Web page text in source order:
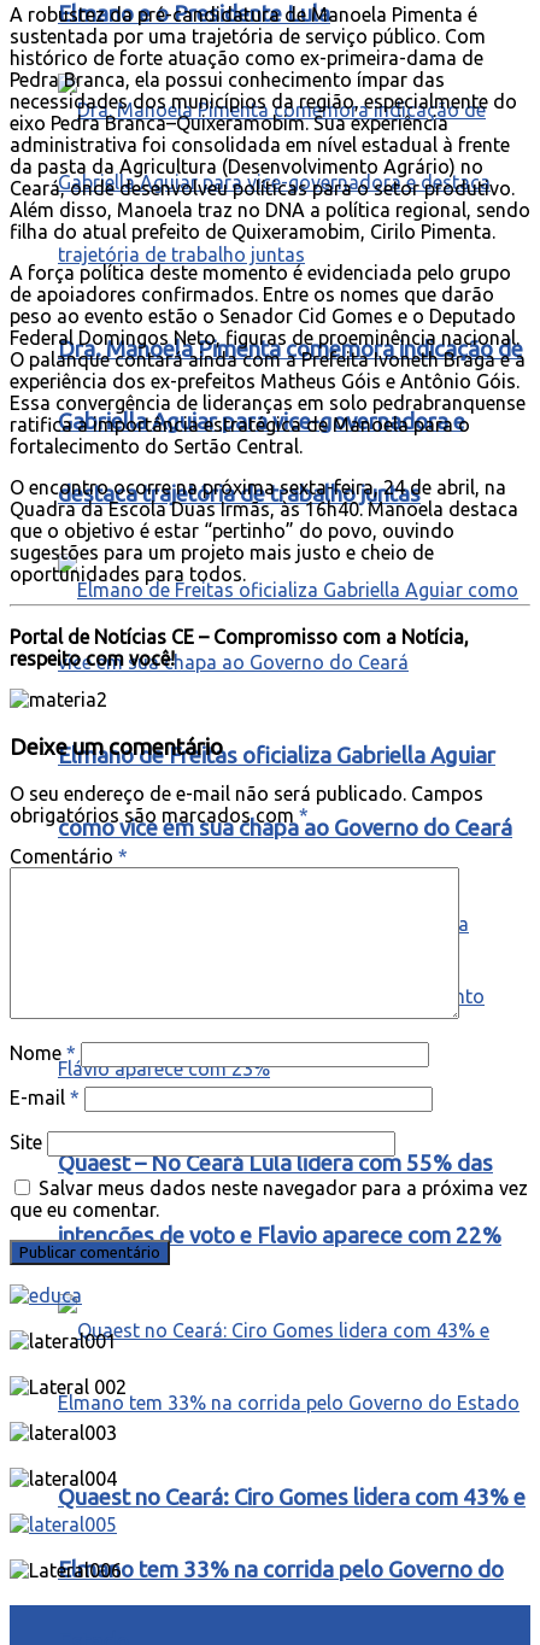
Elmano e o Presidente Lula
Dra. Manoela Pimenta comemora indicação de
Gabriella Aguiar para vice-governadora e
destaca trajetória de trabalho juntas
Elmano de Freitas oficializa Gabriella Aguiar
como vice em sua chapa ao Governo do Ceará
Quaest – No Ceará Lula lidera com 55% das
intenções de voto e Flavio aparece com 22%
Quaest no Ceará: Ciro Gomes lidera com 43% e
Elmano tem 33% na corrida pelo Governo do
A robustez da pré-candidatura de Manoela Pimenta é
sustentada por uma trajetória de serviço público. Com
histórico de forte atuação como ex-primeira-dama de
Pedra Branca, ela possui conhecimento ímpar das
necessidades dos municípios da região, especialmente do
eixo Pedra Branca–Quixeramobim. Sua experiência
administrativa foi consolidada em nível estadual à frente
da pasta da Agricultura (Desenvolvimento Agrário) no
Ceará, onde desenvolveu políticas para o setor produtivo.
Além disso, Manoela traz no DNA a política regional, sendo
filha do atual prefeito de Quixeramobim, Cirilo Pimenta.
A força política deste momento é evidenciada pelo grupo
de apoiadores confirmados. Entre os nomes que darão
peso ao evento estão o Senador Cid Gomes e o Deputado
Federal Domingos Neto, figuras de proeminência nacional.
O palanque contará ainda com a Prefeita Ivoneth Braga e a
experiência dos ex-prefeitos Matheus Góis e Antônio Góis.
Essa convergência de lideranças em solo pedrabranquense
ratifica a importância estratégica de Manoela para o
fortalecimento do Sertão Central.
O encontro ocorre na próxima sexta-feira, 24 de abril, na
Quadra da Escola Duas Irmãs, às 16h40. Manoela destaca
que o objetivo é estar “pertinho” do povo, ouvindo
sugestões para um projeto mais justo e cheio de
oportunidades para todos.
Portal de Notícias CE – Compromisso com a Notícia,
respeito com você!
Deixe um comentário
O seu endereço de e-mail não será publicado. Campos
obrigatórios são marcados com *
Comentário *
Nome *
E-mail *
Site
Salvar meus dados neste navegador para a próxima vez
que eu comentar.